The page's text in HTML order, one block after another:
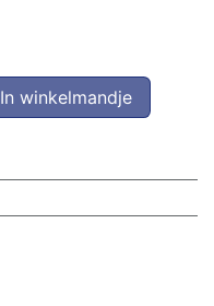
In winkelmandje